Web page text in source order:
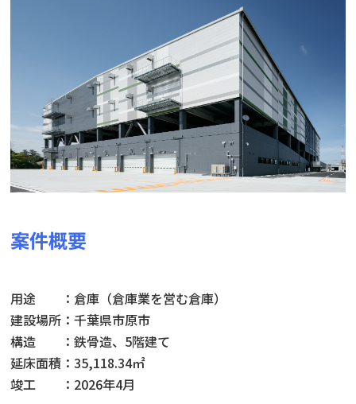
案件概要
用途 ：倉庫（倉庫業を営む倉庫）
建設場所：千葉県市原市
構造 ：鉄骨造、5階建て
延床面積：35,118.34㎡
竣工 ：2026年4月